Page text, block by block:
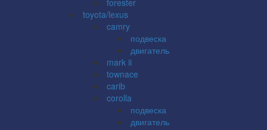
toyota/lexus
camry
подвеска
двигатель
mark ii
townace
carib
corolla
подвеска
двигатель